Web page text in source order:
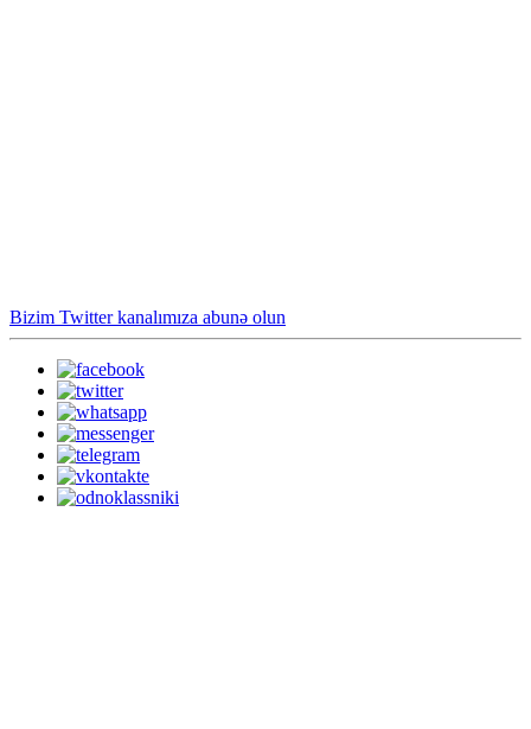
Bizim Twitter kanalımıza abunə olun